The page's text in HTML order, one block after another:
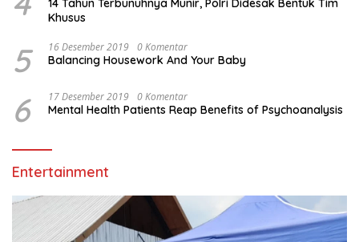
14 Tahun Terbunuhnya Munir, Polri Didesak Bentuk Tim
Khusus
5 16 Desember 2019 0 Komentar
Balancing Housework And Your Baby
6 17 Desember 2019 0 Komentar
Mental Health Patients Reap Benefits of Psychoanalysis
Entertainment